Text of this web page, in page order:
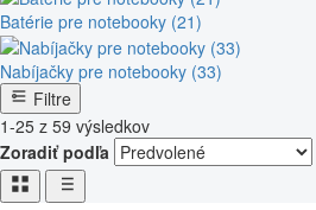
Batérie pre notebooky (21)
Nabíjačky pre notebooky (33)
Filtre
1-25 z 59 výsledkov
Zoradiť podľa